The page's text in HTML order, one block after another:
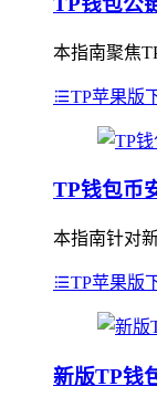
本指南聚焦
TP苹果版
TP钱包币
本指南针对
TP苹果版
新版TP钱